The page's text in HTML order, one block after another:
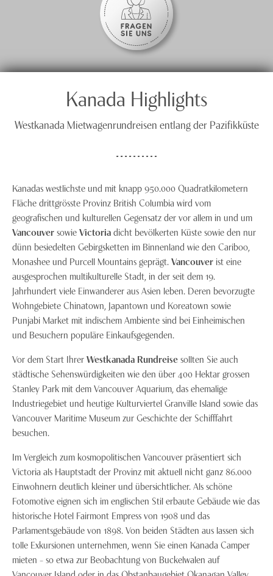
Kanada Highlights
Westkanada Mietwagenrundreisen entlang der Pazifikküste
Kanadas westlichste und mit knapp 950.000 Quadratkilometern
Fläche drittgrösste Provinz British Columbia wird vom
geografischen und kulturellen Gegensatz der vor allem in und um
VancouversowieVictoriadicht bevölkerten Küste sowie den nur
dünn besiedelten Gebirgsketten im Binnenland wie den Cariboo,
Monashee und Purcell Mountains geprägt.Vancouver ist eine
ausgesprochen multikulturelle Stadt, in der seit dem 19.
Jahrhundert viele Einwanderer aus Asien leben. Deren bevorzugte
Wohngebiete Chinatown, Japantown und Koreatown sowie
Punjabi Market mit indischem Ambiente sind bei Einheimischen
und Besuchern populäre Einkaufsgegenden.
Vor dem Start IhrerWestkanada Rundreisesollten Sie auch
städtische Sehenswürdigkeiten wie den über 400 Hektar grossen
Stanley Park mit dem Vancouver Aquarium, das ehemalige
Industriegebiet und heutige Kulturviertel Granville Island sowie das
Vancouver Maritime Museum zur Geschichte der Schifffahrt
besuchen.
Im Vergleich zum kosmopolitischen Vancouver präsentiert sich
Victoria als Hauptstadt der Provinz mit aktuell nicht ganz 86.000
Einwohnern deutlich kleiner und übersichtlicher. Als schöne
Fotomotive eignen sich im englischen Stil erbaute Gebäude wie das
historische Hotel Fairmont Empress von 1908 und das
Parlamentsgebäude von 1898. Von beiden Städten aus lassen sich
tolle Exkursionen unternehmen, wenn Sie einen Kanada Camper
mieten – so etwa zur Beobachtung von Buckelwalen auf